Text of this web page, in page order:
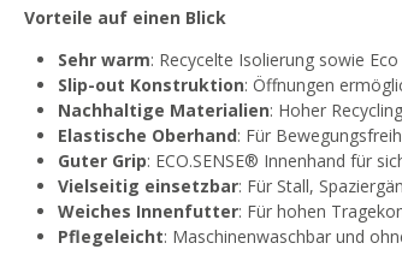
Vorteile auf einen Blick
Sehr warm: Recycelte Isolierung sowie
Slip-out Konstruktion: Öffnungen
Nachhaltige Materialien: Hoher
Elastische Oberhand: Für
Guter Grip: ECO.SENSE® Innenhand für
Vielseitig einsetzbar: Für Stall,
Weiches Innenfutter: Für hohen
Pflegeleicht: Maschinenwaschbar und